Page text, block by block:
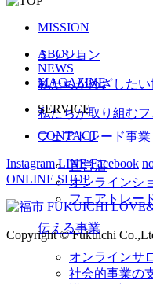
MISSION
ミッション
私たちがめざしたい
私たちが取り組む
ABOUT
NEWS
MAGAZINE
SERVICE
フェアトレード事業
直営店
オンラインシ
フェアトレー
伝える事業
オンラインサ
社会的事業の
CONTACT
Instagram LINE Facebook
ONLINE SHOP
Copyright © Fukuichi